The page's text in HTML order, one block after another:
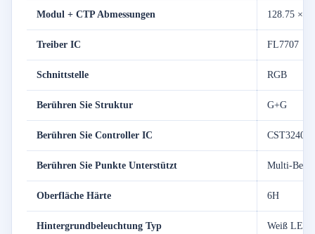
Modul + CTP Abmessungen 128.75 ×
Treiber IC FL7707
Schnittstelle RGB
Berühren Sie Struktur G+G
Berühren Sie Controller IC CST3240
Berühren Sie Punkte Unterstützt Multi-
Oberfläche Härte 6H
Hintergrundbeleuchtung Typ Weiß LED